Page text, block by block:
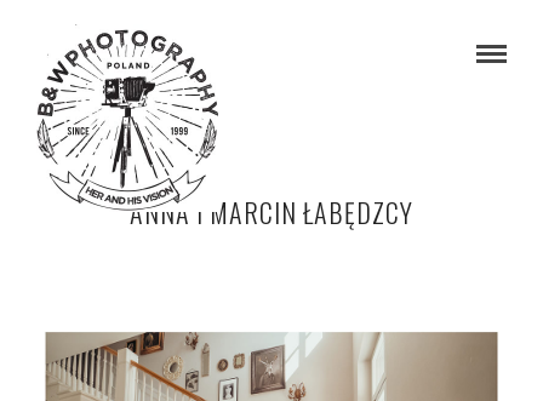
ANNA I MARCIN ŁABĘDZCY